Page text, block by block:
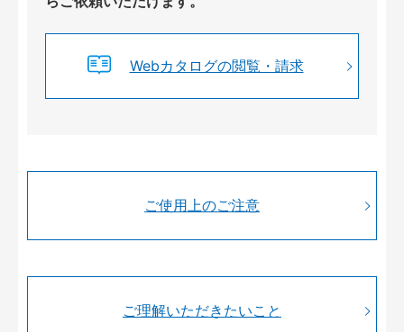
Webカタログの閲覧・請求
ご使用上のご注意
ご理解いただきたいこと